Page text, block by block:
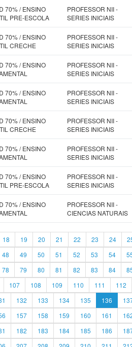
70% / ENSINO
PRE-ESCOLA
PROFESSOR NII -
SERIES INICIAIS
70% / ENSINO
CRECHE
PROFESSOR NII -
SERIES INICIAIS
70% / ENSINO
PROFESSOR NII -
SERIES INICIAIS
70% / ENSINO
PROFESSOR NII -
SERIES INICIAIS
70% / ENSINO
CRECHE
PROFESSOR NII -
SERIES INICIAIS
70% / ENSINO
PROFESSOR NII -
SERIES INICIAIS
70% / ENSINO
PRE-ESCOLA
PROFESSOR NII -
SERIES INICIAIS
70% / ENSINO
PROFESSOR NII -
CIENCIAS NATURAIS
18 19 20 21 22 23 24
48 49 50 51 52 53 54
78 79 80 81 82 83 84
107 108 109 110 111 112
132 133 134 135 136
157 158 159 160 161
182 183 184 185 186